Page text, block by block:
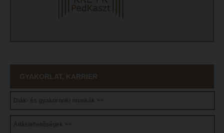
GYAKORLAT, KARRIER
Diák- és gyakornoki munkák >>
Álláslehetőségek >>